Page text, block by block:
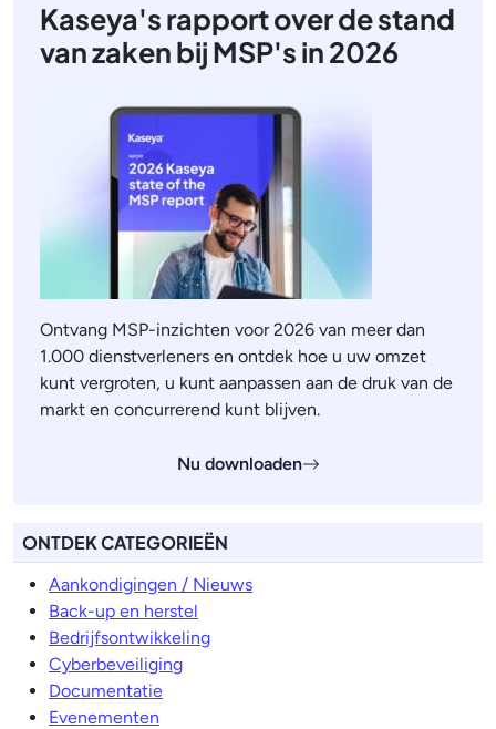
Kaseya's rapport over de stand
van zaken bij MSP's in 2026
Ontvang MSP-inzichten voor 2026 van meer dan
1.000 dienstverleners en ontdek hoe u uw omzet
kunt vergroten, u kunt aanpassen aan de druk van de
markt en concurrerend kunt blijven.
Nu downloaden
ONTDEK CATEGORIEËN
Aankondigingen / Nieuws
Back-up en herstel
Bedrijfsontwikkeling
Cyberbeveiliging
Documentatie
Evenementen